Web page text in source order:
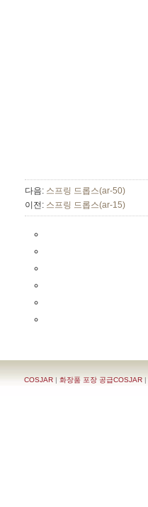
다음: 스프링 드롭스(ar-50)
이전: 스프링 드롭스(ar-15)
COSJAR | 화장품 포장 공급COSJAR |